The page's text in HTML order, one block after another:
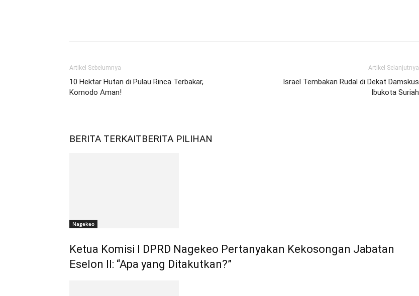
Artikel Sebelumnya
10 Hektar Hutan di Pulau Rinca Terbakar,
Komodo Aman!
Artikel Selanjutnya
Israel Tembakan Rudal di Dekat Damskus
Ibukota Suriah
BERITA TERKAITBERITA PILIHAN
Nagekeo
Ketua Komisi I DPRD Nagekeo Pertanyakan Kekosongan Jabatan
Eselon II: “Apa yang Ditakutkan?”